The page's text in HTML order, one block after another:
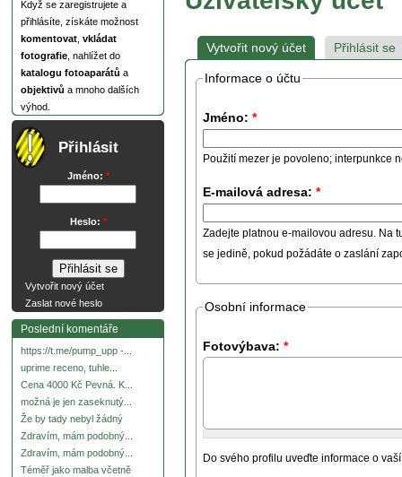
Když se zaregistrujete a
přihlásíte, získáte možnost
komentovat vkládat
fotografie , nahlížet do
katalogu fotoaparátů a
objektivů a mnoho dalších
výhod.
Přihlásit
Jméno: *
Heslo: *
Vytvořit nový účet
Zaslat nové heslo
Poslední komentáře
https://t.me/pump_upp -...
uprime receno, tuhle...
Cena 4000 Kč Pevná. K...
možná je jen zaseknutý...
Že by tady nebyl žádný
Zdravím, mám podobný...
Zdravím, mám podobný...
Téměř jako malba včetně
Vytvořit nový účet Přihlásit se
Informace o účtu
Jméno: *
Použití mezer je povoleno; interpunkce
E-mailová adresa: *
Zadejte platnou e-mailovou adresu. Na
se jedině, pokud požádáte o zaslání
Osobní informace
Fotovýbava: *
Do svého profilu uveďte informace o